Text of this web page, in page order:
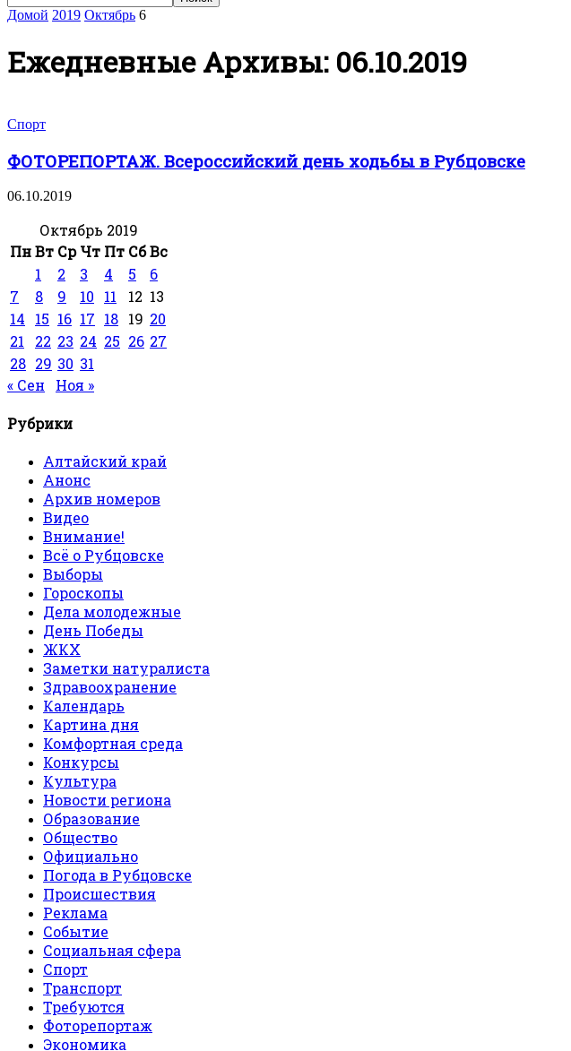
Домой 2019 Октябрь 6
Ежедневные Архивы: 06.10.2019
Спорт
ФОТОРЕПОРТАЖ. Всероссийский день ходьбы в Рубцовске
06.10.2019
Октябрь 2019
ПнВт Ср Чт Пт СбВс
1
2 3 4 5
6
7
8 9 10 11 12 13
14
15 16 17 18 19 20
21
22 23 24 25 26 27
28 29 30 31
« Сен
Ноя »
Рубрики
Алтайский край
Анонс
Архив номеров
Видео
Внимание!
Всё о Рубцовске
Выборы
Гороскопы
Дела молодежные
День Победы
ЖКХ
Заметки натуралиста
Здравоохранение
Календарь
Картина дня
Комфортная среда
Конкурсы
Культура
Новости региона
Образование
Общество
Официально
Погода в Рубцовске
Происшествия
Реклама
Событие
Социальная сфера
Спорт
Транспорт
Требуются
Фоторепортаж
Экономика